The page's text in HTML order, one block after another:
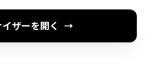
イザーを開く